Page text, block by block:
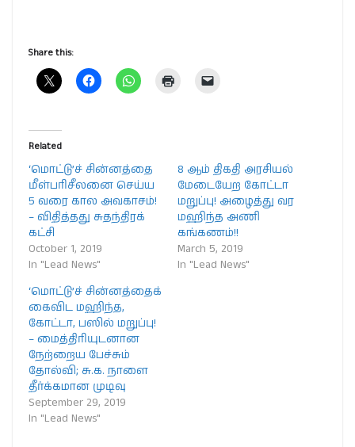
Share this:
Related
‘மொட்டு’ச் சின்னத்தை
மீள்பரிசீலனை செய்ய
5 வரை கால அவகாசம்!
– விதித்தது சுதந்திரக்
கட்சி
October 1, 2019
In "Lead News"
8 ஆம் திகதி அரசியல்
மேடையேற கோட்டா
மறுப்பு! அழைத்து வர
மஹிந்த அணி
கங்கணம்!!
March 5, 2019
In "Lead News"
‘மொட்டு’ச் சின்னத்தைக்
கைவிட மஹிந்த,
கோட்டா, பஸில் மறுப்பு!
– மைத்திரியுடனான
நேற்றைய பேச்சும்
தோல்வி; சு.க. நாளை
தீர்க்கமான முடிவு
September 29, 2019
In "Lead News"